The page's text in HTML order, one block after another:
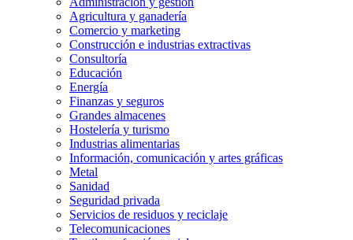
Agricultura y ganadería
Comercio y marketing
Construcción e industrias extractivas
Consultoría
Educación
Energía
Finanzas y seguros
Grandes almacenes
Hostelería y turismo
Industrias alimentarias
Información, comunicación y artes gráficas
Metal
Sanidad
Seguridad privada
Servicios de residuos y reciclaje
Telecomunicaciones